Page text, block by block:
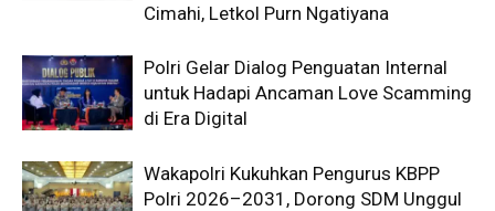
Cimahi, Letkol Purn Ngatiyana
Polri Gelar Dialog Penguatan Internal
untuk Hadapi Ancaman Love Scamming
di Era Digital
Wakapolri Kukuhkan Pengurus KBPP
Polri 2026–2031, Dorong SDM Unggul